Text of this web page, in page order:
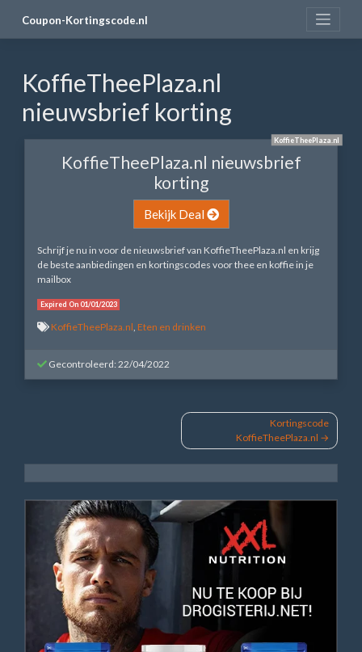
Coupon-Kortingscode.nl
KoffieTheePlaza.nl
nieuwsbrief korting
KoffieTheePlaza.nl
KoffieTheePlaza.nl nieuwsbrief
korting
Bekijk Deal
Schrijf je nu in voor de nieuwsbrief van KoffieTheePlaza.nl en krijg
de beste aanbiedingen en kortingscodes voor thee en koffie in je
mailbox
Expired On 01/01/2023
KoffieTheePlaza.nl Eten en drinken
Gecontroleerd: 22/04/2022
Kortingscode
KoffieTheePlaza.nl